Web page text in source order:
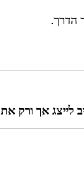
הדרך.
אך ורק